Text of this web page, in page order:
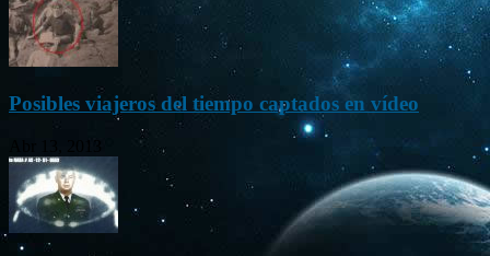
Posibles viajeros del tiempo captados en vídeo